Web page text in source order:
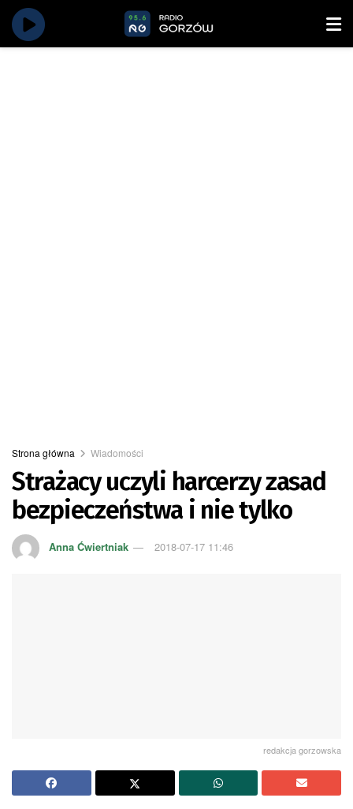
Strona główna Wiadomości
Strażacy uczyli harcerzy zasad
bezpieczeństwa i nie tylko
Anna Ćwiertniak 2018-07-17 11:46
redakcja gorzowska